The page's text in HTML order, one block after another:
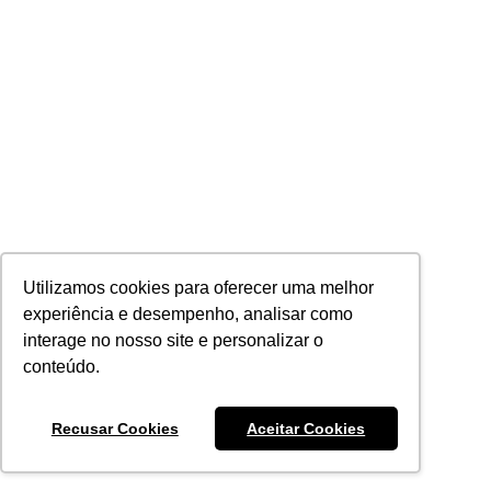
Utilizamos cookies para oferecer uma melhor
experiência e desempenho, analisar como
interage no nosso site e personalizar o
conteúdo.
Recusar Cookies Aceitar Cookies